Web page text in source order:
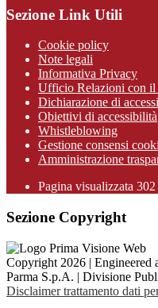
Sezione Link Utili
Cookie policy
Note legali
Informativa Privacy
Ufficio Relazioni con il
Dichiarazione di
Obiettivi di accessibilità
Whistleblowing
Gestione consensi
Amministrazione
Pagina visualizzata 302
Sezione Copyright
Copyright 2026 | Engineered
Parma S.p.A. | Divisione
Disclaimer trattamento dati